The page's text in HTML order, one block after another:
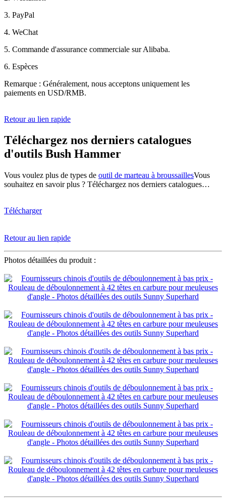
3. PayPal
4. WeChat
5. Commande d'assurance commerciale sur Alibaba.
6. Espèces
Remarque : Généralement, nous acceptons uniquement les
paiements en USD/RMB.
Retour au lien rapide
Téléchargez nos derniers catalogues
d'outils Bush Hammer
Vous voulez plus de types de outil de marteau à broussaillesVous
souhaitez en savoir plus ? Téléchargez nos derniers catalogues…
Télécharger
Retour au lien rapide
Photos détaillées du produit :